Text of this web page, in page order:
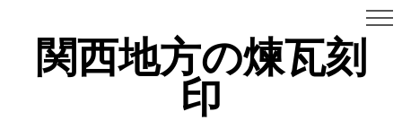
関西地方の煉瓦刻
印